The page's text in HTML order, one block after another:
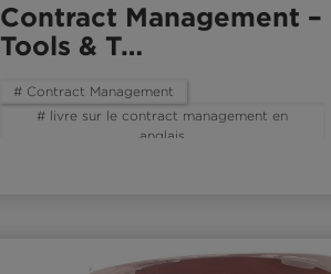
Contract Management –
Tools & T…
# Contract Management
# livre sur le contract management en
anglais